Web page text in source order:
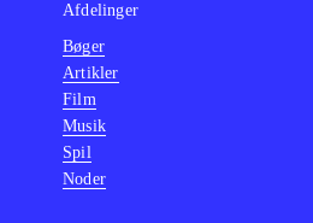
Afdelinger
Bøger
Artikler
Film
Musik
Spil
Noder